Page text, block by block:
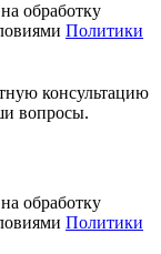
обработку
Политики
консультацию
вопросы.
обработку
Политики